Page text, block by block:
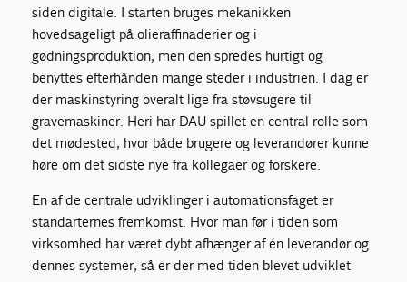
siden digitale. I starten bruges mekanikken
hovedsageligt på olieraffinaderier og i
gødningsproduktion, men den spredes hurtigt og
benyttes efterhånden mange steder i industrien. I dag er
der maskinstyring overalt lige fra støvsugere til
gravemaskiner. Heri har DAU spillet en central rolle som
det mødested, hvor både brugere og leverandører kunne
høre om det sidste nye fra kollegaer og forskere.
En af de centrale udviklinger i automationsfaget er
standarternes fremkomst. Hvor man før i tiden som
virksomhed har været dybt afhænger af én leverandør og
dennes systemer, så er der med tiden blevet udviklet